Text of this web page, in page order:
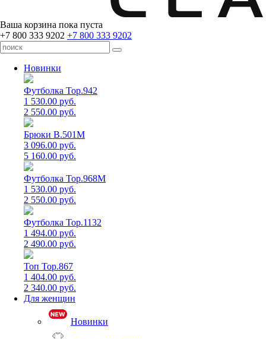
Ваша корзина пока пуста
+7 800 333 9202 +7 800 333 9202
Новинки
Футболка Top.942
1 530.00 руб.
2 550.00 руб.
Брюки B.501M
3 096.00 руб.
5 160.00 руб.
Футболка Top.968M
1 530.00 руб.
2 550.00 руб.
Футболка Top.1132
1 494.00 руб.
2 490.00 руб.
Топ Top.867
1 404.00 руб.
2 340.00 руб.
Для женщин
Новинки